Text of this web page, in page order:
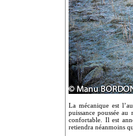
La mécanique est
puissance poussée
confortable. Il est
retiendra néanmoins